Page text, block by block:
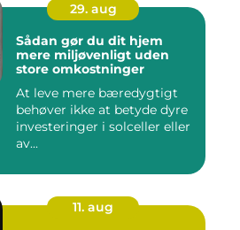
29. aug
Sådan gør du dit hjem
mere miljøvenligt uden
store omkostninger
At leve mere bæredygtigt
behøver ikke at betyde dyre
investeringer i solceller eller
av...
11. aug